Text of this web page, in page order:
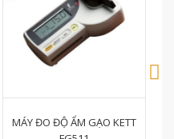
CÂN SẤY ẨM OHAUS